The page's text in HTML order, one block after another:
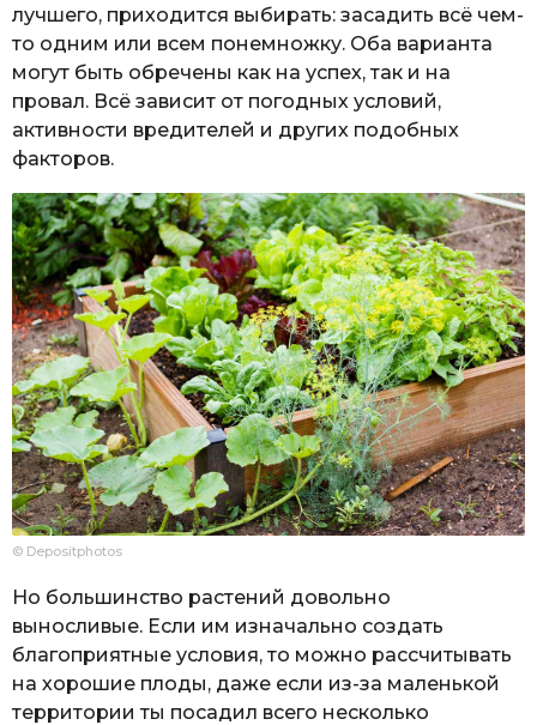
лучшего, приходится выбирать: засадить всё чем-
то одним или всем понемножку. Оба варианта
могут быть обречены как на успех, так и на
провал. Всё зависит от погодных условий,
активности вредителей и других подобных
факторов.
© Depositphotos
Но большинство растений довольно
выносливые. Если им изначально создать
благоприятные условия, то можно рассчитывать
на хорошие плоды, даже если из-за маленькой
территории ты посадил всего несколько